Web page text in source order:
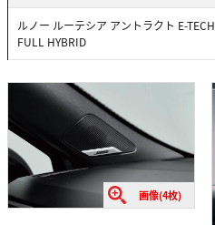
ルノー ルーテシア アントラクト E-TECH
FULL HYBRID
画像(4枚)